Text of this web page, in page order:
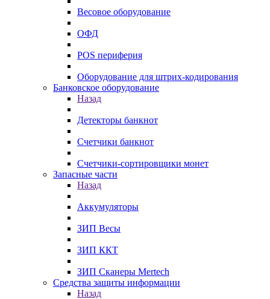
Весовое оборудование
ОФД
POS периферия
Оборудование для штрих-кодирования
Банковское оборудование
Назад
Детекторы банкнот
Счетчики банкнот
Счетчики-сортировщики монет
Запасные части
Назад
Аккумуляторы
ЗИП Весы
ЗИП ККТ
ЗИП Сканеры Mertech
Средства защиты информации
Назад